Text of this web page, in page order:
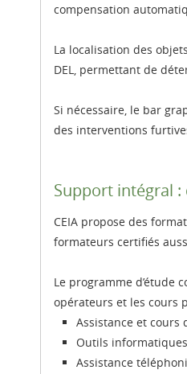
compensation
La localisation des
DEL, permettant de
Si nécessaire, le bar
des interventions
Support intégral
CEIA propose des
formateurs certifiés
Le programme d’étude
opérateurs et les cours
Assistance et cours
Outils
Assistance